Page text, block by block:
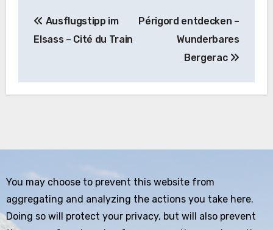
Ausflugstipp im
Elsass – Cité du Train
Périgord entdecken –
Wunderbares
Bergerac
You may choose to prevent this website from
aggregating and analyzing the actions you take here.
Doing so will protect your privacy, but will also prevent